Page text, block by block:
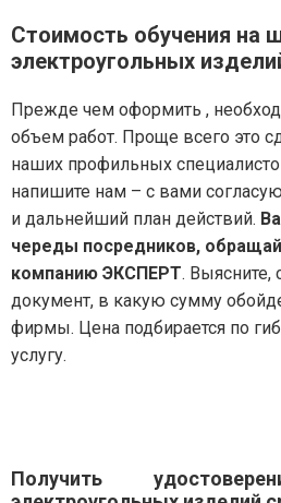
Стоимость обучения на
электроугольных
Прежде чем оформить ,
объем работ. Проще всего это
наших профильных
напишите нам – с вами
и дальнейший план действий.
череды посредников,
компанию ЭКСПЕРТ. Выясните,
документ, в какую сумму
фирмы. Цена подбирается по
услугу.
Получить